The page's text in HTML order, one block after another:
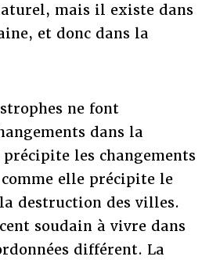
mais il existe dans
et donc dans la
ne font
dans la
les changements
elle précipite le
destruction des villes.
soudain à vivre dans
différent. La